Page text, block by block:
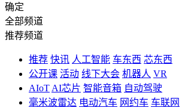
确定
全部频道
推荐频道
推荐 快讯 人工智能 车东西 芯东西
公开课 活动 线下大会 机器人 VR
AIoT AI芯片 智能音箱 自动驾驶
毫米波雷达 电动汽车 网约车 车联网